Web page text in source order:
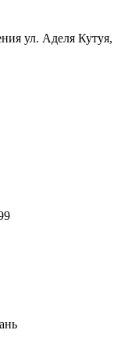
ул. Аделя Кутуя,